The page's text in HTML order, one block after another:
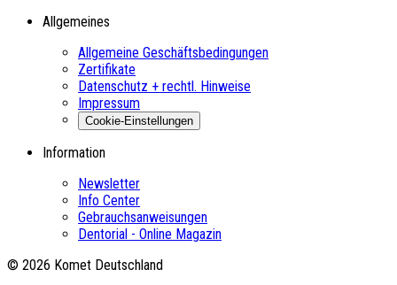
Allgemeines
Allgemeine Geschäftsbedingungen
Zertifikate
Datenschutz + rechtl. Hinweise
Impressum
Cookie-Einstellungen
Information
Newsletter
Info Center
Gebrauchsanweisungen
Dentorial - Online Magazin
© 2026 Komet Deutschland